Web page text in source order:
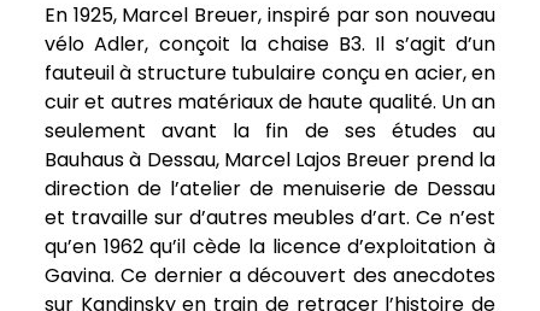
En 1925, Marcel Breuer, inspiré par son nouveau
vélo Adler, conçoit la chaise B3. Il s’agit d’un
fauteuil à structure tubulaire conçu en acier, en
cuir et autres matériaux de haute qualité. Un an
seulement avant la fin de ses études au
Bauhaus à Dessau, Marcel Lajos Breuer prend la
direction de l’atelier de menuiserie de Dessau
et travaille sur d’autres meubles d’art. Ce n’est
qu’en 1962 qu’il cède la licence d’exploitation à
Gavina. Ce dernier a découvert des anecdotes
sur Kandinsky en train de retracer l’histoire de